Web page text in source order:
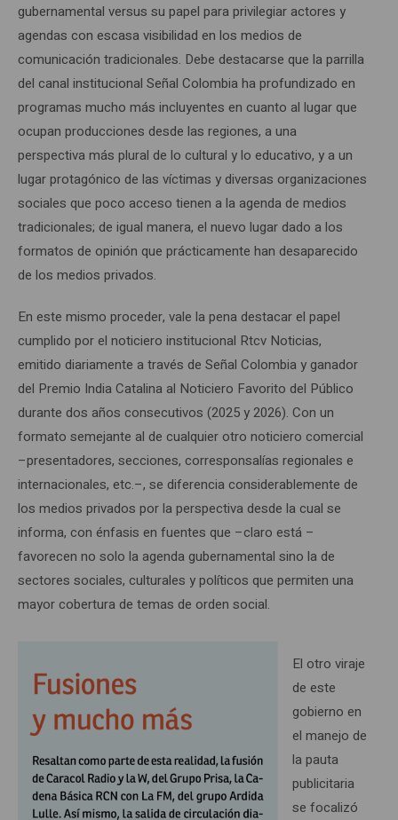
gubernamental versus su papel para privilegiar actores y
agendas con escasa visibilidad en los medios de
comunicación tradicionales. Debe destacarse que la parrilla
del canal institucional Señal Colombia ha profundizado en
programas mucho más incluyentes en cuanto al lugar que
ocupan producciones desde las regiones, a una
perspectiva más plural de lo cultural y lo educativo, y a un
lugar protagónico de las víctimas y diversas organizaciones
sociales que poco acceso tienen a la agenda de medios
tradicionales; de igual manera, el nuevo lugar dado a los
formatos de opinión que prácticamente han desaparecido
de los medios privados.
En este mismo proceder, vale la pena destacar el papel
cumplido por el noticiero institucional Rtcv Noticias,
emitido diariamente a través de Señal Colombia y ganador
del Premio India Catalina al Noticiero Favorito del Público
durante dos años consecutivos (2025 y 2026). Con un
formato semejante al de cualquier otro noticiero comercial
–presentadores, secciones, corresponsalías regionales e
internacionales, etc.–, se diferencia considerablemente de
los medios privados por la perspectiva desde la cual se
informa, con énfasis en fuentes que –claro está –
favorecen no solo la agenda gubernamental sino la de
sectores sociales, culturales y políticos que permiten una
mayor cobertura de temas de orden social.
El otro viraje
de este
gobierno en
el manejo de
la pauta
publicitaria
se focalizó